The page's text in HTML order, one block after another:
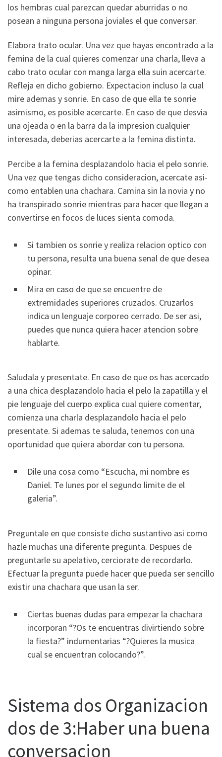
los hembras cual parezcan quedar aburridas o no
posean a ninguna persona joviales el que conversar.
Elabora trato ocular. Una vez que hayas encontrado a la
femina de la cual quieres comenzar una charla, lleva a
cabo trato ocular con manga larga ella suin acercarte.
Refleja en dicho gobierno. Expectacion incluso la cual
mire ademas y sonrie. En caso de que ella te sonrie
asimismo, es posible acercarte. En caso de que desvia
una ojeada o en la barra da la impresion cualquier
interesada, deberias acercarte a la femina distinta.
Percibe a la femina desplazandolo hacia el pelo sonrie.
Una vez que tengas dicho consideracion, acercate asi­
como entablen una chachara. Camina sin la novia y no
ha transpirado sonrie mientras para hacer que llegan a
convertirse en focos de luces sienta comoda.
Si tambien os sonrie y realiza relacion optico con
tu persona, resulta una buena senal de que desea
opinar.
Mira en caso de que se encuentre de
extremidades superiores cruzados. Cruzarlos
indica un lenguaje corporeo cerrado. De ser asi,
puedes que nunca quiera hacer atencion sobre
hablarte.
Saludala y presentate. En caso de que os has acercado
a una chica desplazandolo hacia el pelo la zapatilla y el
pie lenguaje del cuerpo explica cual quiere comentar,
comienza una charla desplazandolo hacia el pelo
presentate. Si ademas te saluda, tenemos con una
oportunidad que quiera abordar con tu persona.
Dile una cosa como “Escucha, mi nombre es
Daniel. Te lunes por el segundo limite de el
galeria”.
Preguntale en que consiste dicho sustantivo asi­ como
hazle muchas una diferente pregunta. Despues de
preguntarle su apelativo, cerciorate de recordarlo.
Efectuar la pregunta puede hacer que pueda ser sencillo
existir una chachara que usan la ser.
Ciertas buenas dudas para empezar la chachara
incorporan “?Os te encuentras divirtiendo sobre
la fiesta?” indumentarias “?Quieres la musica
cual se encuentran colocando?”.
Sistema dos Organizacion
dos de 3:Haber una buena
conversacion